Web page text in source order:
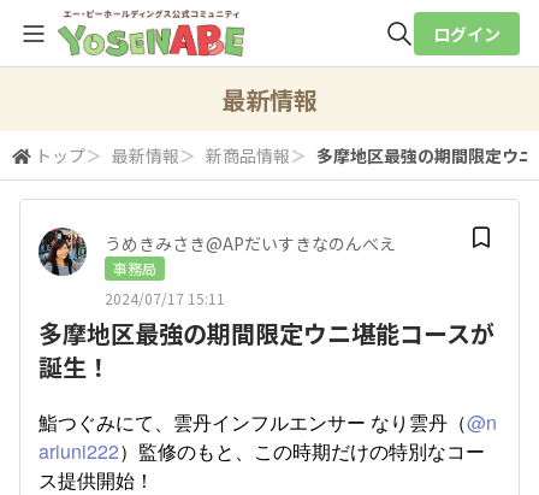
検索
ログイン
最新情報
トップ＞ 最新情報＞ 新商品情報＞ 多摩地区最強の期間限定ウ
うめきみさき@APだいすきなのんべえ
事務局
2024/07/17 15:11
多摩地区最強の期間限定ウニ堪能コースが
誕生！
鮨つぐみにて、雲丹インフルエンサー なり雲丹（@n
ariuni222）監修のもと、この時期だけの特別なコー
ス提供開始！